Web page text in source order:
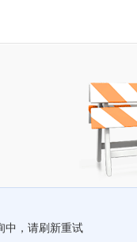
中，请刷新重试